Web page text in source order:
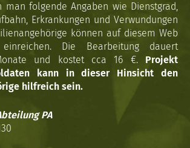
man folgende Angaben wie Dienstgrad,
Erkrankungen und Verwundungen
können auf diesem Web
Die Bearbeitung dauert
und kostet cca 16 €. Projekt
kann in dieser Hinsicht den
hilfreich sein.
PA